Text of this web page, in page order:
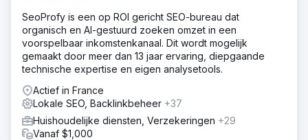
SeoProfy is een op ROI gericht SEO-bureau dat
organisch en AI-gestuurd zoeken omzet in een
voorspelbaar inkomstenkanaal. Dit wordt mogelijk
gemaakt door meer dan 13 jaar ervaring, diepgaande
technische expertise en eigen analysetools.
Actief in France
Lokale SEO, Backlinkbeheer +37
Huishoudelijke diensten, Verzekeringen +29
Vanaf $1,000